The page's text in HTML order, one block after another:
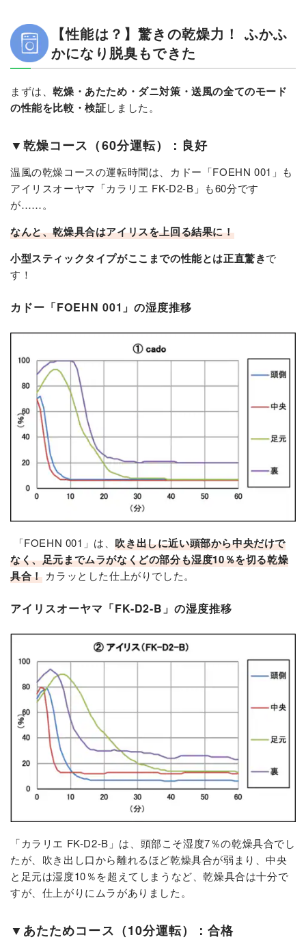
【性能は？】驚きの乾燥力！ ふかふ
かになり脱臭もできた
まずは、乾燥・あたため・ダニ対策・送風の全てのモード
の性能を比較・検証しました。
▼乾燥コース（60分運転）：良好
温風の乾燥コースの運転時間は、カドー「FOEHN 001」も
アイリスオーヤマ「カラリエ FK-D2-B」も60分です
が……。
なんと、乾燥具合はアイリスを上回る結果に！
小型スティックタイプがここまでの性能とは正直驚きで
す！
カドー「FOEHN 001」の湿度推移
「FOEHN 001」は、吹き出しに近い頭部から中央だけで
なく、足元までムラがなくどの部分も湿度10％を切る乾燥
具合！カラッとした仕上がりでした。
アイリスオーヤマ「FK-D2-B」の湿度推移
「カラリエ FK-D2-B」は、頭部こそ湿度7％の乾燥具合でし
たが、吹き出し口から離れるほど乾燥具合が弱まり、中央
と足元は湿度10％を超えてしまうなど、乾燥具合は十分で
すが、仕上がりにムラがありました。
▼あたためコース（10分運転）：合格